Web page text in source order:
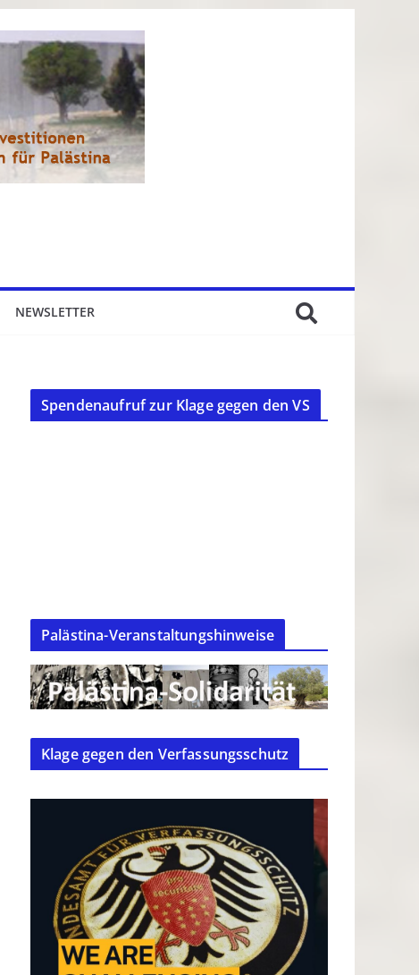
NEWSLETTER
Spendenaufruf zur Klage gegen den VS
Palästina-Veranstaltungshinweise
Klage gegen den Verfassungsschutz